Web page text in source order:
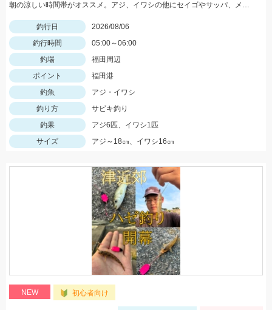
朝の涼しい時間帯がオススメ。アジ、イワシの他にセイゴやサッパ、メッキなども。仕掛けは『Tsulinoママカリ4号、ケイムラスキン4号』でOK。餌付け器で針にエサを付ければアタリはかなり増えますよ♪
釣行日
2026/08/06
釣行時間
05:00～06:00
釣場
福田周辺
ポイント
福田港
釣魚
アジ・イワシ
釣り方
サビキ釣り
釣果
アジ6匹、イワシ1匹
サイズ
アジ～18㎝、イワシ16㎝
NEW 初心者向け